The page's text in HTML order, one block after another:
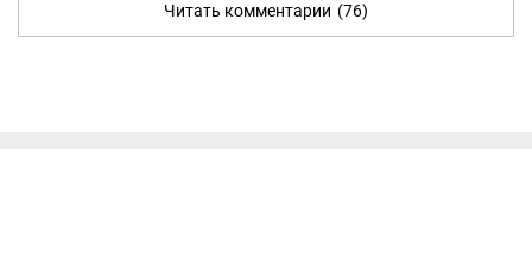
Читать комментарии (76)